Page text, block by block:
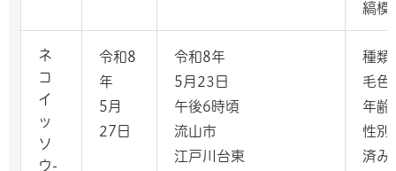
縞模
ネ
コ
イ
ッ
ソ
ウ-
令和8
年
5月
27日
令和8年
5月23日
午後6時頃
流山市
江戸川台東
種類
毛色
年齢
性別
済み